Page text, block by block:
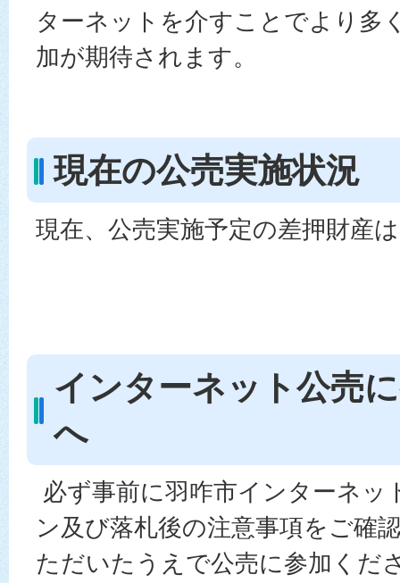
ターネットを介すことでより多
加が期待されます。
現在の公売実施状況
現在、公売実施予定の差押財産
インターネット公売
へ
必ず事前に羽咋市インターネッ
ン及び落札後の注意事項をご確
ただいたうえで公売に参加くだ